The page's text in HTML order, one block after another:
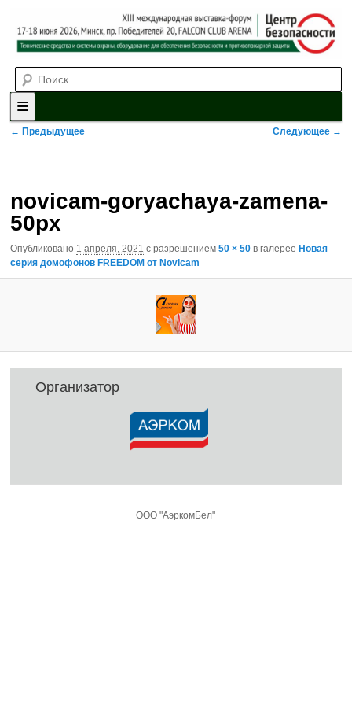
XII международная выставка-
форум «Центр безопасности»
систем охраны, оборудования для обеспечения безопасности и
противопожарной защиты. 4-5 июня 2025, Минск, пр. Победителей,
20
Главное меню
Перейти к основному содержимому
Перейти к дополнительному содержимому
Навигация по изображениям
← Предыдущее Следующее →
novicam-goryachaya-zamena-
50px
Опубликовано 1 апреля, 2021 с разрешением 50 × 50 в галерее Новая
серия домофонов FREEDOM от Novicam
Организатор
ООО "АэркомБел"